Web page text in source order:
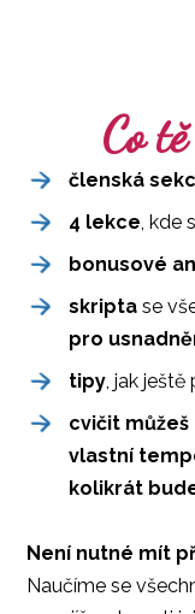
Co
členská
4 lekce ,
bonusové
skripta se
pro
tipy , jak
cvičit
vlastní
kolikrát
Není nutné mít
Naučíme se